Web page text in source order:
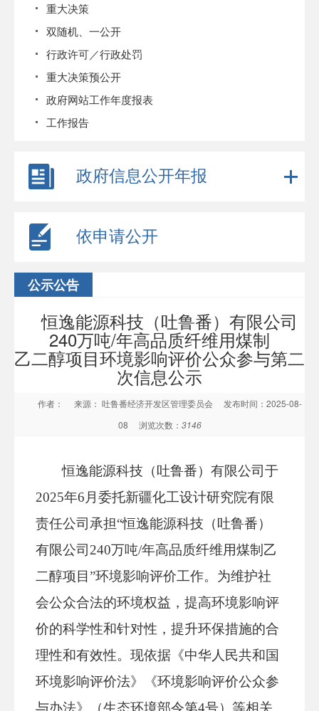
重大决策
双随机、一公开
行政许可／行政处罚
重大决策预公开
政府网站工作年度报表
工作报告
政府信息公开年报
依申请公开
公示公告
恒逸能源科技（吐鲁番）有限公司
240万吨/年高品质纤维用煤制
乙二醇项目环境影响评价公众参与第二
次信息公示
作者： 来源： 吐鲁番经济开发区管理委员会
发布时间：2025-08-
08
浏览次数： 3146
恒逸能源科技（吐鲁番）有限公司于
2025年6月委托新疆化工设计研究院有限
责任公司承担“恒逸能源科技（吐鲁番）
有限公司240万吨/年高品质纤维用煤制乙
二醇项目”环境影响评价工作。为维护社
会公众合法的环境权益，提高环境影响评
价的科学性和针对性，提升环保措施的合
理性和有效性。现依据《中华人民共和国
环境影响评价法》《环境影响评价公众参
与办法》（生态环境部令第4号）等相关